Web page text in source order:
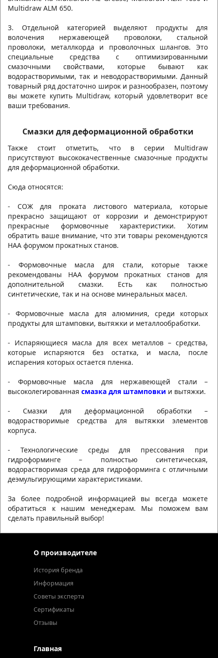
Multidraw ALM 650.
3. Отдельной категорией выделяют продукты для
волочения нержавеющей проволоки, стальной
проволоки, металлкорда и проволочных шлангов. Это
специальные средства с оптимизированными
смазочными свойствами, которые бывают как
водорастворимыми, так и неводорастворимыми. Данный
товарный ряд достаточно широк и разнообразен, поэтому
вы можете купить Multidraw, который удовлетворит все
ваши требования.
Смазки для деформационной обработки
Также стоит отметить, что в серии Multidraw
присутствуют высококачественные смазочные продукты
для деформационной обработки.
Сюда относятся:
- СОЖ для проката листового материала, которые
прекрасно защищают от коррозии и демонстрируют
прекрасные формовочные характеристики. Хотим
обратить ваше внимание, что эти товары рекомендуются
НАА форумом прокатных станов.
- Формовочные масла для стали, которые также
рекомендованы НАА форумом прокатных станов для
дополнительной смазки. Есть как полностью
синтетические, так и на основе минеральных масел.
- Формовочные масла для алюминия, среди которых
продукты для штамповки, вытяжки и металлообработки.
- Испаряющиеся масла для всех металлов – средства,
которые испаряются без остатка, и масла, после
испарения которых остается пленка.
- Формовочные масла для нержавеющей стали –
высоколегированная смазка для штамповки и вытяжки.
- Смазки для деформационной обработки –
водорастворимые средства для вытяжки элементов
корпуса.
- Технологические среды для прессования при
гидроформинге – полностью синтетическая,
водорастворимая среда для гидроформинга с отличными
деэмульгирующими характеристиками.
За более подробной информацией вы всегда можете
обратиться к нашим менеджерам. Мы поможем вам
сделать правильный выбор!
О производителе
История бренда
Информация
Советы эксперта
Сертификаты
Отзывы
Главная